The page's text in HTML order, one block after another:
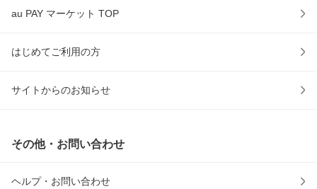
au PAY マーケット TOP
はじめてご利用の方
サイトからのお知らせ
その他・お問い合わせ
ヘルプ・お問い合わせ